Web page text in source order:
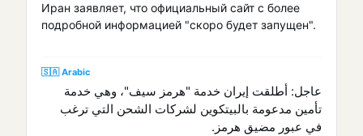
Иран заявляет, что официальный сайт с более
подробной информацией "скоро будет запущен".
🇸🇦 Arabic
عاجل: أطلقت إيران خدمة "هرمز سيف"، وهي خدمة
تأمين مدعومة بالبيتكوين لشركات الشحن التي ترغب
في عبور مضيق هرمز.